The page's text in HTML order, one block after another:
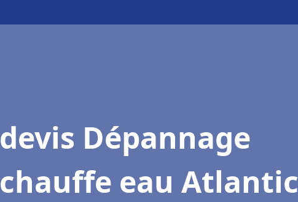
devis Dépannage
chauffe eau Atlantic